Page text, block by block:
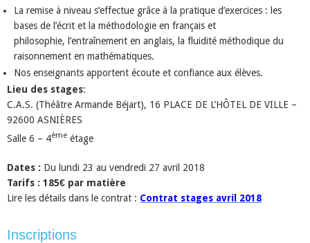
La remise à niveau s’effectue grâce à la pratique d’exercices : les
bases de l’écrit et la méthodologie en français et
philosophie, l’entraînement en anglais, la fluidité méthodique du
raisonnement en mathématiques.
Nos enseignants apportent écoute et confiance aux élèves.
Lieu des stages:
C.A.S. (Théâtre Armande Béjart), 16 PLACE DE L’HÔTEL DE VILLE –
92600 ASNIÈRES
Salle 6 – 4ème étage
Dates : Du lundi 23 au vendredi 27 avril 2018
Tarifs : 185€ par matière
Lire les détails dans le contrat : Contrat stages avril 2018
Inscriptions